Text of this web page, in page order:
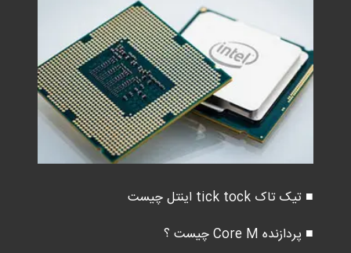
■ تیک تاک tick tock اینتل چیست
■ پردازنده Core M چیست ؟